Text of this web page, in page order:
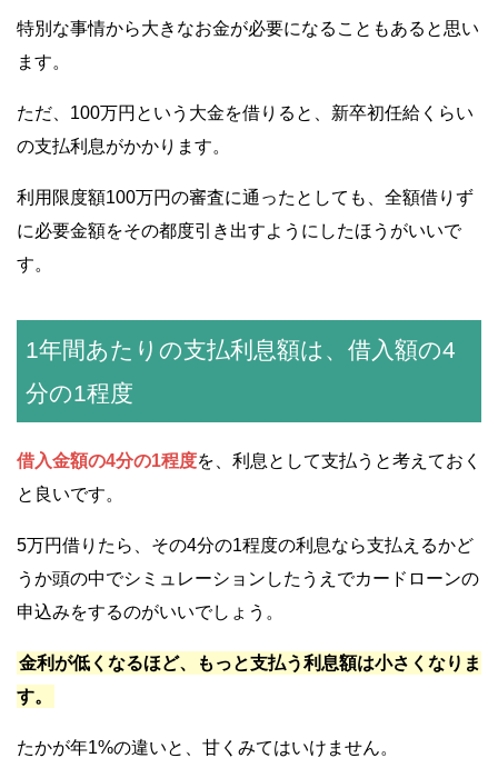
特別な事情から大きなお金が必要になることもあると思い
ます。
ただ、100万円という大金を借りると、新卒初任給くらい
の支払利息がかかります。
利用限度額100万円の審査に通ったとしても、全額借りず
に必要金額をその都度引き出すようにしたほうがいいで
す。
1年間あたりの支払利息額は、借入額の4
分の1程度
借入金額の4分の1程度を、利息として支払うと考えておく
と良いです。
5万円借りたら、その4分の1程度の利息なら支払えるかど
うか頭の中でシミュレーションしたうえでカードローンの
申込みをするのがいいでしょう。
金利が低くなるほど、もっと支払う利息額は小さくなりま
す。
たかが年1%の違いと、甘くみてはいけません。